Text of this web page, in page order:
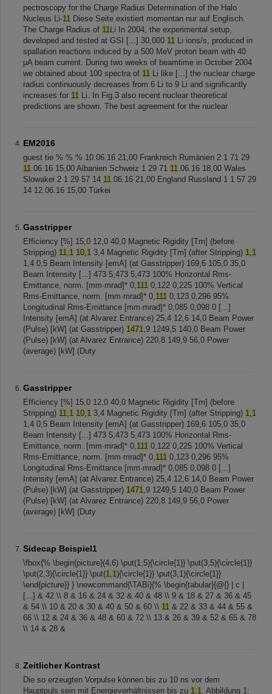
pectroscopy for the Charge Radius Determination of the Halo
Nucleus Li-11 Diese Seite existiert momentan nur auf Englisch.
The Charge Radius of 11Li In 2004, the experimental setup,
developed and tested at GSI [...] 30,000 11 Li ions/s, produced in
spallation reactions induced by a 500 MeV proton beam with 40
μA beam current. During two weeks of beamtime in October 2004
we obtained about 100 spectra of 11 Li like [...] the nuclear charge
radius continuously decreases from 6 Li to 9 Li and significantly
increases for 11 Li. In Fig.3 also recent nuclear theoretical
predictions are shown. The best agreement for the nuclear
EM2016
guest tie % % % 10.06.16 21,00 Frankreich Rumänien 2 1 71 29
11.06.16 15,00 Albanien Schweiz 1 29 71 11.06.16 18,00 Wales
Slowakei 2 1 29 57 14 11.06.16 21,00 England Russland 1 1 57 29
14 12.06.16 15,00 Türkei
Gasstripper
Efficiency [%] 15,0 12,0 40,0 Magnetic Rigidity [Tm] (before
Stripping) 11,1 10,1 3,4 Magnetic Rigidity [Tm] (after Stripping) 1,1
1,4 0,5 Beam Intensity [emA] (at Gasstripper) 169,6 105,0 35,0
Beam Intensity [...] 473 5,473 5,473 100% Horizontal Rms-
Emittance, norm. [mm·mrad]* 0,111 0,122 0,225 100% Vertical
Rms-Emittance, norm. [mm·mrad]* 0,111 0,123 0,296 95%
Longitudinal Rms-Emittance [mm·mrad]* 0,085 0,098 0 [...]
Intensity [emA] (at Alvarez Entrance) 25,4 12,6 14,0 Beam Power
(Pulse) [kW] (at Gasstripper) 1471,9 1249,5 140,0 Beam Power
(Pulse) [kW] (at Alvarez Entrance) 220,8 149,9 56,0 Power
(average) [kW] (Duty
Gasstripper
Efficiency [%] 15,0 12,0 40,0 Magnetic Rigidity [Tm] (before
Stripping) 11,1 10,1 3,4 Magnetic Rigidity [Tm] (after Stripping) 1,1
1,4 0,5 Beam Intensity [emA] (at Gasstripper) 169,6 105,0 35,0
Beam Intensity [...] 473 5,473 5,473 100% Horizontal Rms-
Emittance, norm. [mm·mrad]* 0,111 0,122 0,225 100% Vertical
Rms-Emittance, norm. [mm·mrad]* 0,111 0,123 0,296 95%
Longitudinal Rms-Emittance [mm·mrad]* 0,085 0,098 0 [...]
Intensity [emA] (at Alvarez Entrance) 25,4 12,6 14,0 Beam Power
(Pulse) [kW] (at Gasstripper) 1471,9 1249,5 140,0 Beam Power
(Pulse) [kW] (at Alvarez Entrance) 220,8 149,9 56,0 Power
(average) [kW] (Duty
Sidecap Beispiel1
\fbox{% \begin{picture}(4,6) \put(1,5){\circle{1}} \put(3,5){\circle{1}}
\put(2,3){\circle{1}} \put(1,1){\circle{1}} \put(3,1){\circle{1}}
\end{picture}} } \newcommand{\TABi}{% \begin{tabular}{@{} | c |
[...] & 42 \\ 8 & 16 & 24 & 32 & 40 & 48 \\ 9 & 18 & 27 & 36 & 45
& 54 \\ 10 & 20 & 30 & 40 & 50 & 60 \\ 11 & 22 & 33 & 44 & 55 &
66 \\ 12 & 24 & 36 & 48 & 60 & 72 \\ 13 & 26 & 39 & 52 & 65 & 78
\\ 14 & 28 &
Zeitlicher Kontrast
Die so erzeugten Vorpulse können bis zu 10 ns vor dem
Hauptpuls sein mit Energieverhältnissen bis zu 1:1. Abbildung 1: